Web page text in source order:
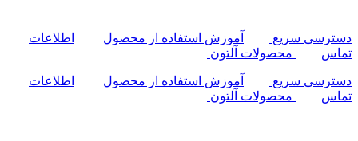
دسترسی سریع آموزش استفاده از محصول
اطلاعات
تماس
محصولات آلتون
دسترسی سریع آموزش استفاده از محصول
اطلاعات
تماس
محصولات آلتون